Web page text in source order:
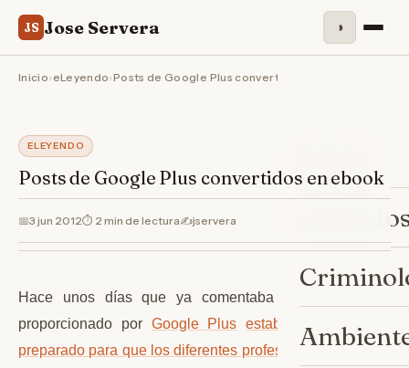
JS Jose Servera ◑
Sobre
Inicio› eLeyendo›Posts de Google Plus convertidos en ebook
ELEYENDO
Posts de Google Plus convertidos en ebook
📅3 jun 2012⏱ 2 min de lectura✍️jservera
Hace unos días que ya comentaba que el espacio
proporcionado por Google Plus
estaba perfectamente
preparado para que los diferentes profesionales pudieran